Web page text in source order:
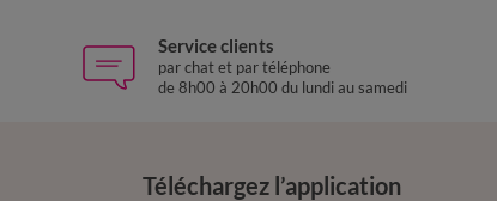
Service clients
par chat et par téléphone
de 8h00 à 20h00 du lundi au samedi
Téléchargez l’application